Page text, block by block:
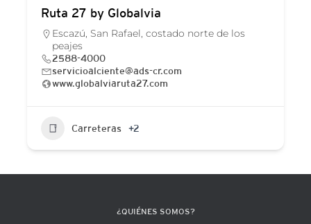
Ruta 27 by Globalvia
Escazú, San Rafael, costado norte de los
peajes
2588-4000
servicioalciente@ads-cr.com
www.globalviaruta27.com
Carreteras +2
¿QUIÉNES SOMOS?